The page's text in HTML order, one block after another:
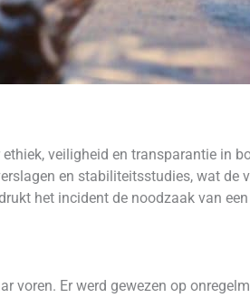
veiligheid en transparantie in
en stabiliteitsstudies, wat de
het incident de noodzaak van
voren. Er werd gewezen op